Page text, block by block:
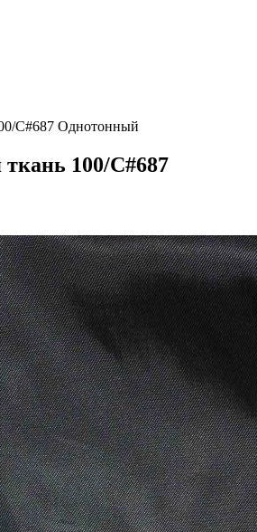
C#687 Однотонный
100/C#687